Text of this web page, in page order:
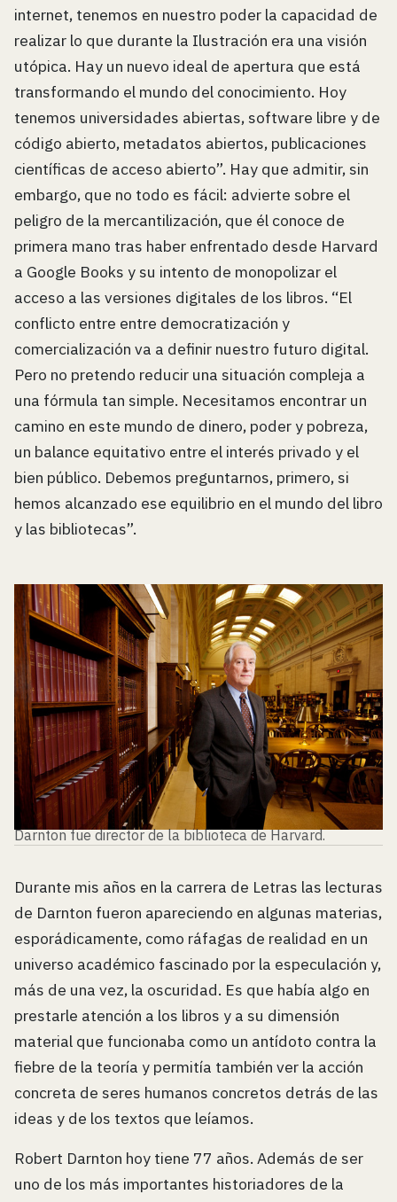
internet, tenemos en nuestro poder la capacidad de
realizar lo que durante la Ilustración era una visión
utópica. Hay un nuevo ideal de apertura que está
transformando el mundo del conocimiento. Hoy
tenemos universidades abiertas, software libre y de
código abierto, metadatos abiertos, publicaciones
científicas de acceso abierto”. Hay que admitir, sin
embargo, que no todo es fácil: advierte sobre el
peligro de la mercantilización, que él conoce de
primera mano tras haber enfrentado desde Harvard
a Google Books y su intento de monopolizar el
acceso a las versiones digitales de los libros. “El
conflicto entre entre democratización y
comercialización va a definir nuestro futuro digital.
Pero no pretendo reducir una situación compleja a
una fórmula tan simple. Necesitamos encontrar un
camino en este mundo de dinero, poder y pobreza,
un balance equitativo entre el interés privado y el
bien público. Debemos preguntarnos, primero, si
hemos alcanzado ese equilibrio en el mundo del libro
y las bibliotecas”.
Darnton fue director de la biblioteca de Harvard.
Durante mis años en la carrera de Letras las lecturas
de Darnton fueron apareciendo en algunas materias,
esporádicamente, como ráfagas de realidad en un
universo académico fascinado por la especulación y,
más de una vez, la oscuridad. Es que había algo en
prestarle atención a los libros y a su dimensión
material que funcionaba como un antídoto contra la
fiebre de la teoría y permitía también ver la acción
concreta de seres humanos concretos detrás de las
ideas y de los textos que leíamos.
Robert Darnton hoy tiene 77 años. Además de ser
uno de los más importantes historiadores de la